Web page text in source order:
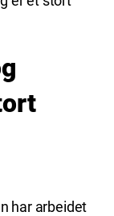
har arbeidet